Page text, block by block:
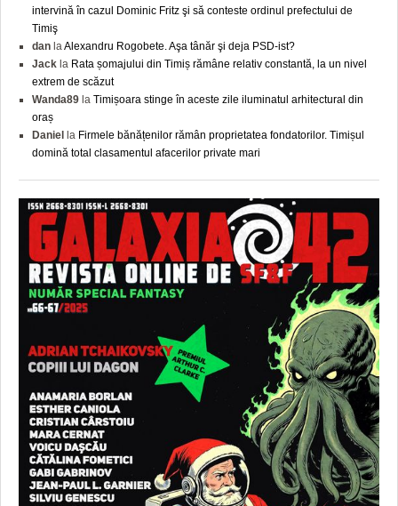
intervină în cazul Dominic Fritz şi să conteste ordinul prefectului de
Timiş
dan la Alexandru Rogobete. Aşa tânăr şi deja PSD-ist?
Jack la Rata șomajului din Timiș rămâne relativ constantă, la un nivel
extrem de scăzut
Wanda89 la Timișoara stinge în aceste zile iluminatul arhitectural din
oraș
Daniel la Firmele bănățenilor rămân proprietatea fondatorilor. Timișul
domină total clasamentul afacerilor private mari